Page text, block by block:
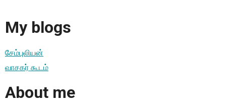
My blogs
சேம்புலியன்
வாசகர் கூடம்
About me